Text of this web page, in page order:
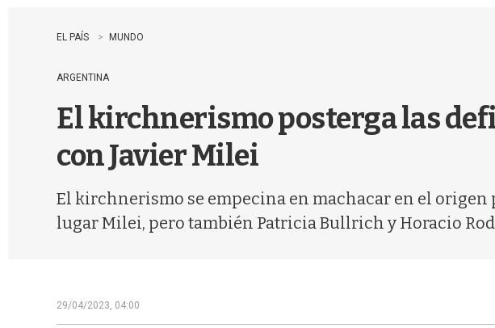
EL PAÍS MUNDO
ARGENTINA
El kirchnerismo posterga las
con Javier Milei
El kirchnerismo se empecina en machacar en el
lugar Milei, pero también Patricia Bullrich y Horacio
29/04/2023, 04:00